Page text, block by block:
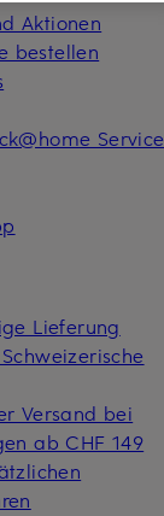
Aktionen
bestellen
Service
Lieferung
Versand bei
ab CHF 149